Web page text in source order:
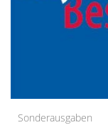
Sonderausgaben